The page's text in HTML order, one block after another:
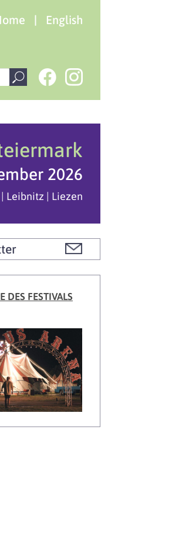
| English
2026
Leibnitz | Liezen
DES FESTIVALS